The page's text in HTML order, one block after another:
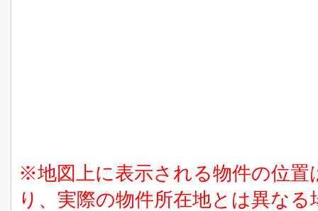
※地図上に表示される物件の位
り、実際の物件所在地とは異な